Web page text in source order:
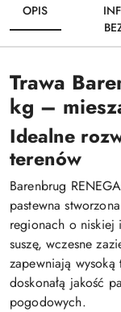
OPIS
Trawa
kg –
Idealne
terenów
Barenbrug
pastewna
regionach o niskiej
suszę, wczesne
zapewniają wysoką
doskonałą jakość
pogodowych.